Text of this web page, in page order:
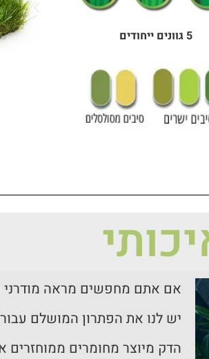
5 גוונים ייחודים
אם אתם מחפשים מראה מודרני
יש לנו את הפתרון המושלם
הדק מיוצר מחומרים ממוחזרים